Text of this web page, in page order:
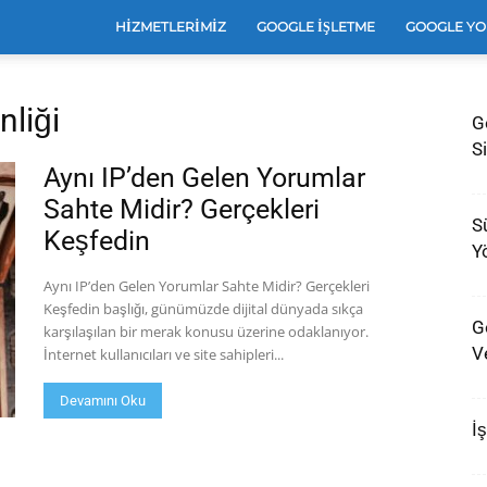
HIZMETLERIMIZ GOOGLE İŞLETME GOOGLE
Aynı IP’den Gelen Yorumlar
Sahte Midir? Gerçekleri
Keşfedin
Aynı IP’den Gelen Yorumlar Sahte Midir? Gerçekleri
Keşfedin başlığı, günümüzde dijital dünyada sıkça
karşılaşılan bir merak konusu üzerine odaklanıyor.
İnternet kullanıcıları ve site sahipleri...
Devamını Oku